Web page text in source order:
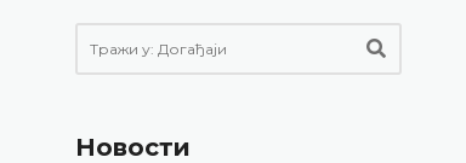
Новости